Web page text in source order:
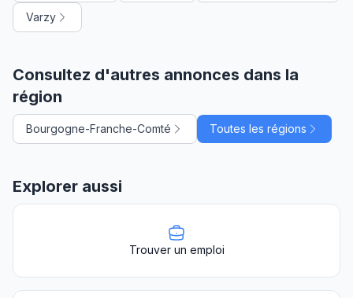
Varzy
Consultez d'autres annonces dans la
région
Bourgogne-Franche-Comté Toutes les régions
Explorer aussi
Trouver un emploi